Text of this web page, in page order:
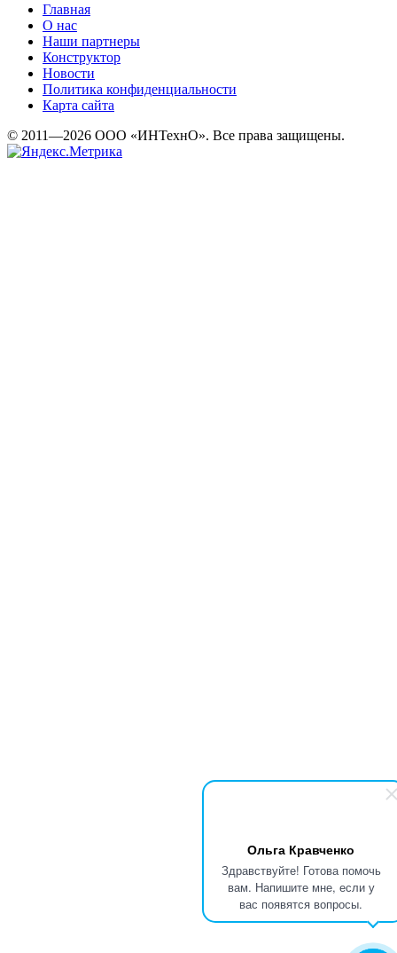
Ольга Кравченко
Здравствуйте! Готова помочь
вам. Напишите мне, если у
вас появятся вопросы.
Главная
О нас
Наши партнеры
Конструктор
Новости
Политика конфиденциальности
Карта сайта
© 2011—2026 ООО «ИНТехнО». Все права защищены.